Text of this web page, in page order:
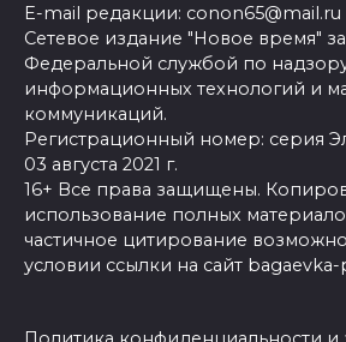
E-mail редакции: conon65@mail.ru
Сетевое издание "Новое время"
Федеральной службой по
информационных технологий и
коммуникаций.
Регистрационный номер: серия
03 августа 2021 г.
16+ Все права защищены.
использование полных
частичное цитирование
условии ссылки на сайт bagaevka-